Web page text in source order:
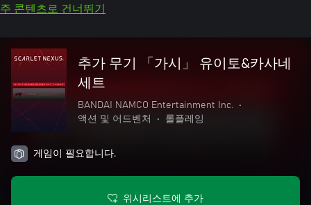
주 콘텐츠로 건너뛰기
추가 무기 「가시」 유이토&카사네
세트
BANDAI NAMCO Entertainment Inc.
•
액션 및 어드벤처
• 롤플레잉
게임이 필요합니다.
위시리스트에 추가